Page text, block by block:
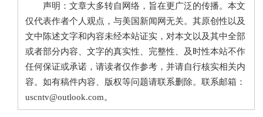
声明：文章大多转自网络，旨在更广泛的传播。本文
仅代表作者个人观点，与美国新闻网无关。其原创性以及
文中陈述文字和内容未经本站证实，对本文以及其中全部
或者部分内容、文字的真实性、完整性、及时性本站不作
任何保证或承诺，请读者仅作参考，并请自行核实相关内
容。如有稿件内容、版权等问题请联系删除。联系邮箱：
uscntv@outlook.com。